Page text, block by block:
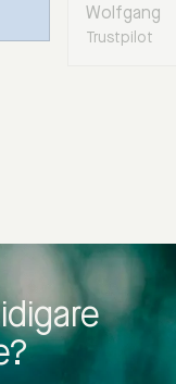
Wolfgang
Trustpilot